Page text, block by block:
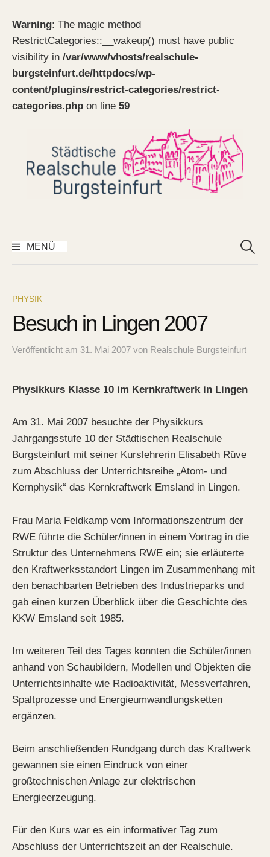
Warning: The magic method
RestrictCategories::__wakeup() must have public
visibility in /var/www/vhosts/realschule-
burgsteinfurt.de/httpdocs/wp-
content/plugins/restrict-categories/restrict-
categories.php on line 59
MENÜ
nach:
PHYSIK
Besuch in Lingen 2007
Veröffentlicht am 31. Mai 2007 von Realschule Burgsteinfurt
Physikkurs Klasse 10 im Kernkraftwerk in Lingen
Am 31. Mai 2007 besuchte der Physikkurs
Jahrgangsstufe 10 der Städtischen Realschule
Burgsteinfurt mit seiner Kurslehrerin Elisabeth Rüve
zum Abschluss der Unterrichtsreihe „Atom- und
Kernphysik“ das Kernkraftwerk Emsland in Lingen.
Frau Maria Feldkamp vom Informationszentrum der
RWE führte die Schüler/innen in einem Vortrag in die
Struktur des Unternehmens RWE ein; sie erläuterte
den Kraftwerksstandort Lingen im Zusammenhang mit
den benachbarten Betrieben des Industrieparks und
gab einen kurzen Überblick über die Geschichte des
KKW Emsland seit 1985.
Im weiteren Teil des Tages konnten die Schüler/innen
anhand von Schaubildern, Modellen und Objekten die
Unterrichtsinhalte wie Radioaktivität, Messverfahren,
Spaltprozesse und Energieumwandlungsketten
ergänzen.
Beim anschließenden Rundgang durch das Kraftwerk
gewannen sie einen Eindruck von einer
großtechnischen Anlage zur elektrischen
Energieerzeugung.
Für den Kurs war es ein informativer Tag zum
Abschluss der Unterrichtszeit an der Realschule.